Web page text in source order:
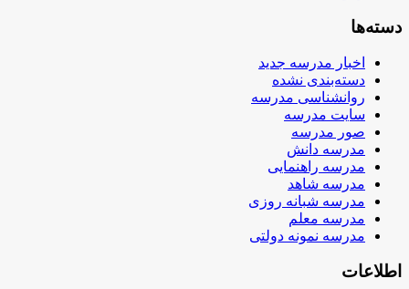
دسته‌ها
اخبار مدرسه جدید
دسته‌بندی نشده
روانشناسی مدرسه
سایت مدرسه
صور مدرسه
مدرسه دانش
مدرسه راهنمایی
مدرسه شاهد
مدرسه شبانه روزی
مدرسه معلم
مدرسه نمونه دولتی
اطلاعات